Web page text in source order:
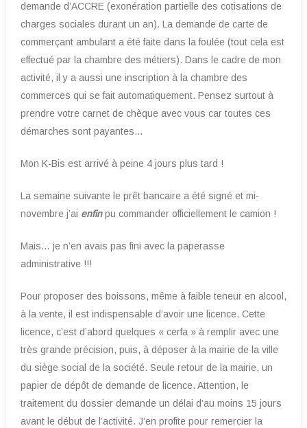
demande d’ACCRE (exonération partielle des cotisations de
charges sociales durant un an). La demande de carte de
commerçant ambulant a été faite dans la foulée (tout cela est
effectué par la chambre des métiers). Dans le cadre de mon
activité, il y a aussi une inscription à la chambre des
commerces qui se fait automatiquement. Pensez surtout à
prendre votre carnet de chèque avec vous car toutes ces
démarches sont payantes…
Mon K-Bis est arrivé à peine 4 jours plus tard !
La semaine suivante le prêt bancaire a été signé et mi-
novembre j’ai enfinpu commander officiellement le camion !
Mais… je n’en avais pas fini avec la paperasse
administrative !!!
Pour proposer des boissons, même à faible teneur en alcool,
à la vente, il est indispensable d’avoir une licence. Cette
licence, c’est d’abord quelques « cerfa » à remplir avec une
très grande précision, puis, à déposer à la mairie de la ville
du siège social de la société. Seule retour de la mairie, un
papier de dépôt de demande de licence. Attention, le
traitement du dossier demande un délai d’au moins 15 jours
avant le début de l’activité. J’en profite pour remercier la